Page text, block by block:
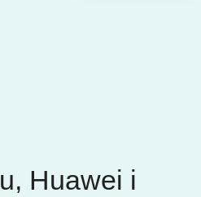
Huawei i